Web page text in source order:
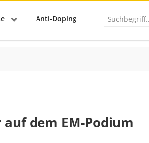
Anti-Doping
dem EM-Podium